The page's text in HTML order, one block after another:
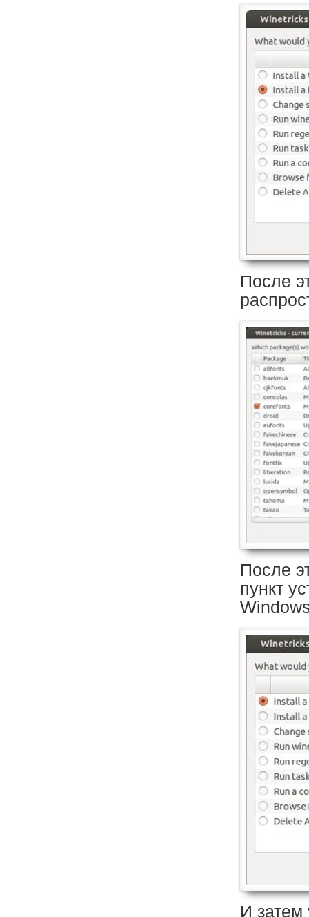
После
После
пункт
И затем